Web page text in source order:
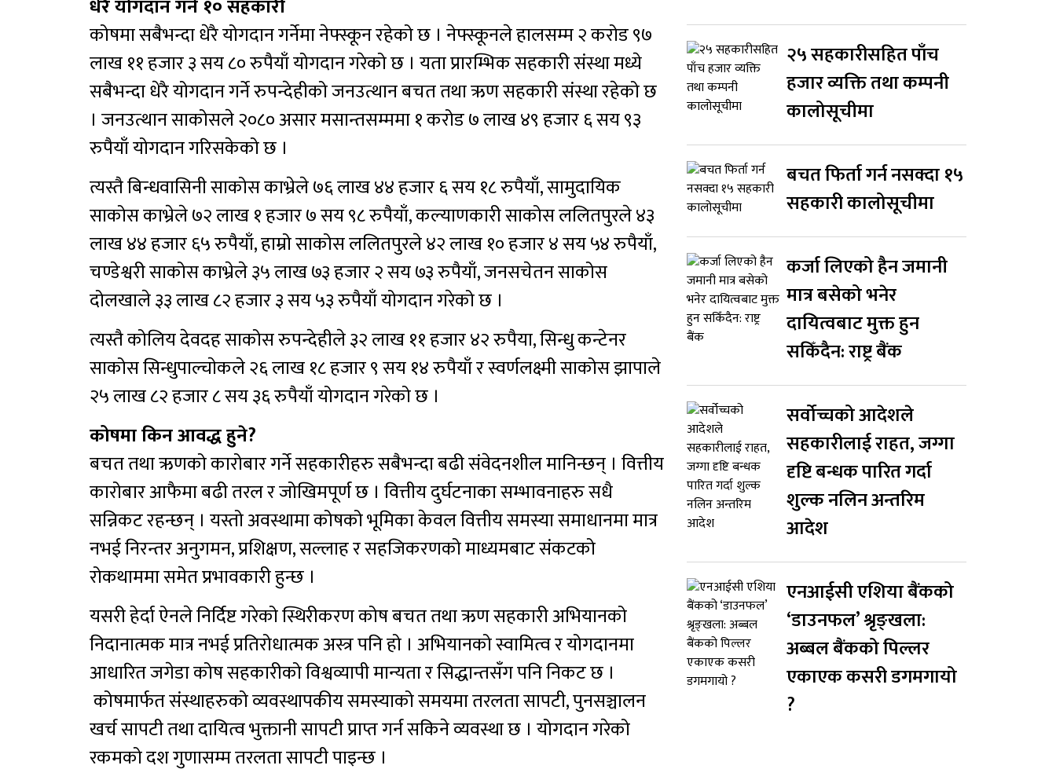
धेरै योगदान गर्ने १० सहकारी
कोषमा सबैभन्दा धेरै योगदान गर्नेमा नेफ्स्कून रहेको छ । नेफ्स्कूनले हालसम्म २ करोड ९७
लाख ११ हजार ३ सय ८० रुपैयाँ योगदान गरेको छ । यता प्रारम्भिक सहकारी संस्था मध्ये
सबैभन्दा धेरै योगदान गर्ने रुपन्देहीको जनउत्थान बचत तथा ऋण सहकारी संस्था रहेको छ
। जनउत्थान साकोसले २०८० असार मसान्तसम्ममा १ करोड ७ लाख ४९ हजार ६ सय ९३
रुपैयाँ योगदान गरिसकेको छ ।
त्यस्तै बिन्धवासिनी साकोस काभ्रेले ७६ लाख ४४ हजार ६ सय १८ रुपैयाँ, सामुदायिक
साकोस काभ्रेले ७२ लाख १ हजार ७ सय ९८ रुपैयाँ, कल्याणकारी साकोस ललितपुरले ४३
लाख ४४ हजार ६५ रुपैयाँ, हाम्रो साकोस ललितपुरले ४२ लाख १० हजार ४ सय ५४ रुपैयाँ,
चण्डेश्वरी साकोस काभ्रेले ३५ लाख ७३ हजार २ सय ७३ रुपैयाँ, जनसचेतन साकोस
दोलखाले ३३ लाख ८२ हजार ३ सय ५३ रुपैयाँ योगदान गरेको छ ।
त्यस्तै कोलिय देवदह साकोस रुपन्देहीले ३२ लाख ११ हजार ४२ रुपैया, सिन्धु कन्टेनर
साकोस सिन्धुपाल्चाेकले २६ लाख १८ हजार ९ सय १४ रुपैयाँ र स्वर्णलक्ष्मी साकोस झापाले
२५ लाख ८२ हजार ८ सय ३६ रुपैयाँ योगदान गरेको छ ।
कोषमा किन आवद्ध हुने?
बचत तथा ऋणको कारोबार गर्ने सहकारीहरु सबैभन्दा बढी संवेदनशील मानिन्छन् । वित्तीय
कारोबार आफैमा बढी तरल र जोखिमपूर्ण छ । वित्तीय दुर्घटनाका सम्भावनाहरु सधै
सन्निकट रहन्छन् । यस्तो अवस्थामा कोषको भूमिका केवल वित्तीय समस्या समाधानमा मात्र
नभई निरन्तर अनुगमन, प्रशिक्षण, सल्लाह र सहजिकरणको माध्यमबाट संकटको
रोकथाममा समेत प्रभावकारी हुन्छ ।
यसरी हेर्दा ऐनले निर्दिष्ट गरेको स्थिरीकरण कोष बचत तथा ऋण सहकारी अभियानको
निदानात्मक मात्र नभई प्रतिरोधात्मक अस्त्र पनि हो । अभियानको स्वामित्व र योगदानमा
आधारित जगेडा कोष सहकारीको विश्वव्यापी मान्यता र सिद्धान्तसँग पनि निकट छ ।
कोषमार्फत संस्थाहरुको व्यवस्थापकीय समस्याको समयमा तरलता सापटी, पुनसञ्चालन
खर्च सापटी तथा दायित्व भुक्तानी सापटी प्राप्त गर्न सकिने व्यवस्था छ । योगदान गरेको
रकमको दश गुणासम्म तरलता सापटी पाइन्छ ।
२५ सहकारीसहित पाँच
हजार व्यक्ति तथा कम्पनी
कालोसूचीमा
बचत फिर्ता गर्न नसक्दा १५
सहकारी कालोसूचीमा
कर्जा लिएको हैन जमानी
मात्र बसेको भनेर
दायित्वबाट मुक्त हुन
सकिँदैन: राष्ट्र बैंक
सर्वोच्चको आदेशले
सहकारीलाई राहत, जग्गा
दृष्टि बन्धक पारित गर्दा
शुल्क नलिन अन्तरिम
आदेश
एनआईसी एशिया बैंकको
‘डाउनफल’ श्रृङ्खला:
अब्बल बैंकको पिल्लर
एकाएक कसरी डगमगायो
?